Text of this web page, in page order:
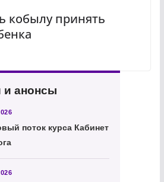
кобылу принять
и анонсы
поток курса Кабинет